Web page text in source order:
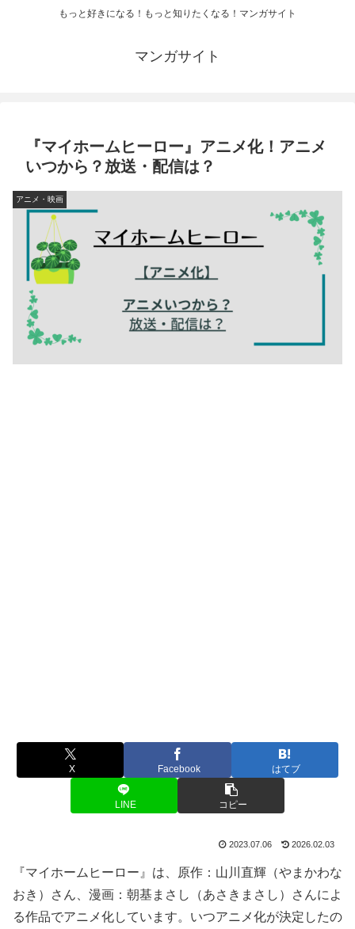
もっと好きになる！もっと知りたくなる！マンガサイト
マンガサイト
『マイホームヒーロー』アニメ化！アニメ
いつから？放送・配信は？
アニメ・映画
X Facebook はてブ
LINE コピー
2023.07.06 2026.02.03
『マイホームヒーロー』は、原作：山川直輝（やまかわな
おき）さん、漫画：朝基まさし（あさきまさし）さんによ
る作品でアニメ化しています。いつアニメ化が決定したの